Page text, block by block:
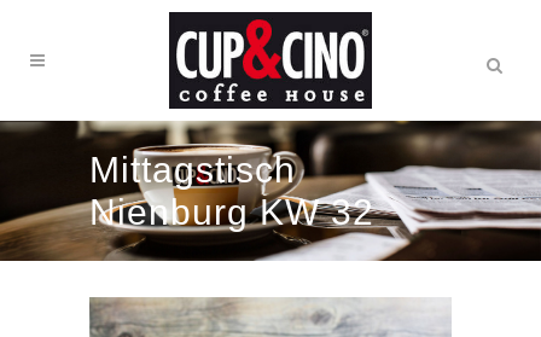
Mittagstisch
Nienburg KW 32